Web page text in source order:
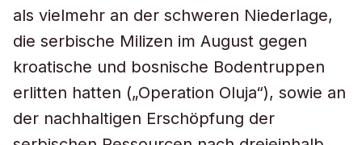
als vielmehr an der schweren Niederlage,
die serbische Milizen im August gegen
kroatische und bosnische Bodentruppen
erlitten hatten („Operation Oluja“), sowie an
der nachhaltigen Erschöpfung der